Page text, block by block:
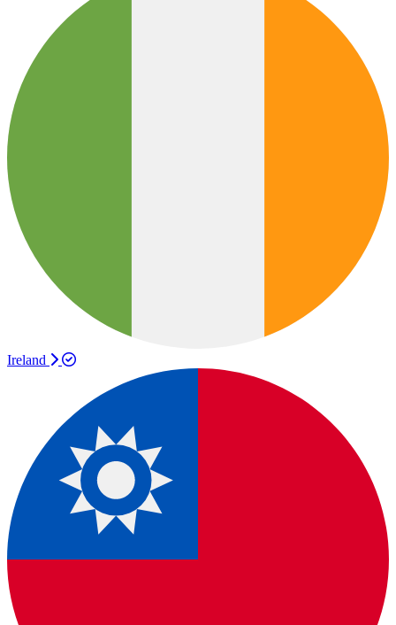
Ireland